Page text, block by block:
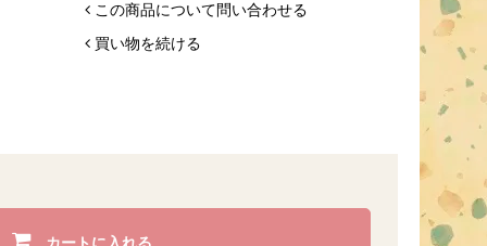
この商品について問い合わせる
買い物を続ける
カートに入れる